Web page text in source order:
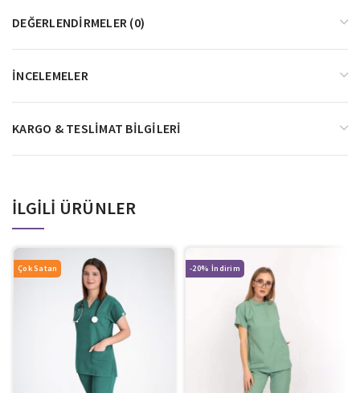
DEĞERLENDIRMELER (0)
İNCELEMELER
KARGO & TESLIMAT BILGILERI
İLGILI ÜRÜNLER
Çok Satan -20%